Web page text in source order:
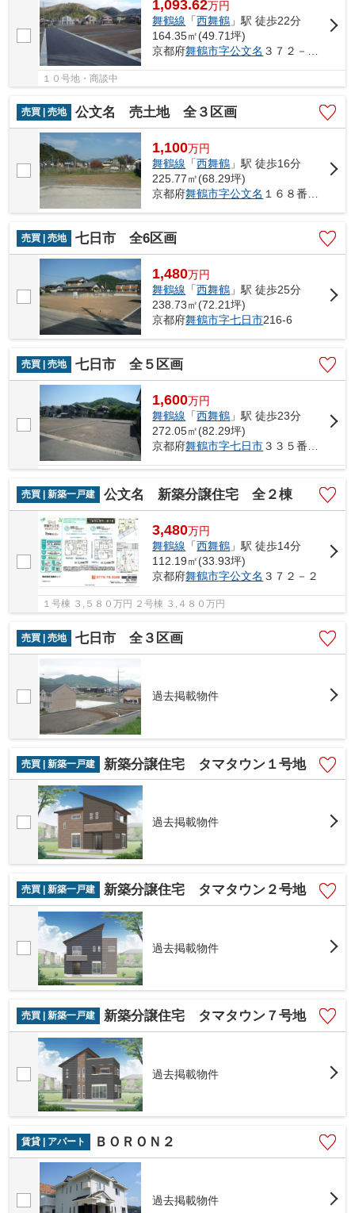
1,093.62万円
舞鶴線 「西舞鶴 」駅 徒歩22分
164.35㎡(49.71坪)
京都府舞鶴市字公文名 ３７２－１・他
１０号地・商談中
売買 | 売地 公文名 売土地 全３区画
1,100万円
舞鶴線 「西舞鶴 」駅 徒歩16分
225.77㎡(68.29坪)
京都府舞鶴市字公文名 １６８番３・他
売買 | 売地 七日市 全6区画
1,480万円
舞鶴線 「西舞鶴 」駅 徒歩25分
238.73㎡(72.21坪)
京都府舞鶴市字七日市216-6
売買 | 売地 七日市 全５区画
1,600万円
舞鶴線 「西舞鶴 」駅 徒歩23分
272.05㎡(82.29坪)
京都府舞鶴市字七日市３３５番・他
売買 | 新築一戸建 公文名 新築分譲住宅 全２棟
3,480万円
舞鶴線 「西舞鶴 」駅 徒歩14分
112.19㎡(33.93坪)
京都府舞鶴市字公文名 ３７２－２
１号棟 ３,５８０万円 ２号棟 ３,４８０万円
売買 | 売地 七日市 全３区画
過去掲載物件
売買 | 新築一戸建 新築分譲住宅 タマタウン１号地
過去掲載物件
売買 | 新築一戸建 新築分譲住宅 タマタウン２号地
過去掲載物件
売買 | 新築一戸建 新築分譲住宅 タマタウン７号地
過去掲載物件
賃貸 | アパート ＢＯＲＯＮ２
過去掲載物件